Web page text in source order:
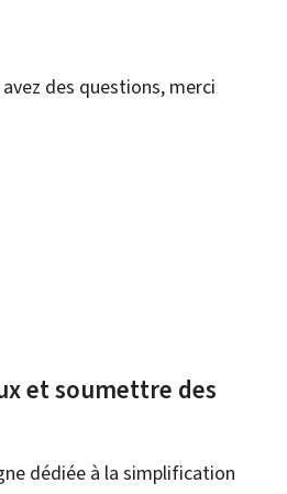
des questions, merci
et soumettre des
dédiée à la simplification